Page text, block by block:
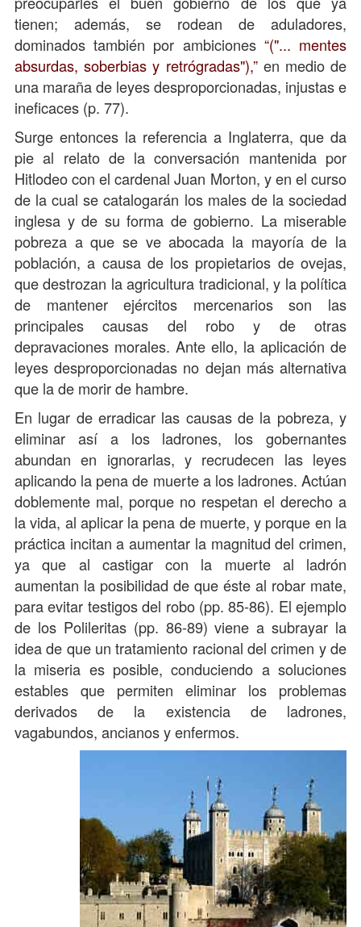
tienen; además, se rodean de aduladores,
dominados también por ambiciones
("... mentes
absurdas, soberbias y retrógradas"), en medio de
una maraña de leyes desproporcionadas, injustas e
ineficaces (p. 77).
Surge entonces la referencia a Inglaterra, que da
pie al relato de la conversación mantenida por
Hitlodeo con el cardenal Juan Morton, y en el curso
de la cual se catalogarán los males de la sociedad
inglesa y de su forma de gobierno. La miserable
pobreza a que se ve abocada la mayoría de la
población, a causa de los propietarios de ovejas,
que destrozan la agricultura tradicional, y la política
de mantener ejércitos mercenarios son las
principales causas del robo y de otras
depravaciones morales. Ante ello, la aplicación de
leyes desproporcionadas no dejan más alternativa
que la de morir de hambre.
En lugar de erradicar las causas de la pobreza, y
eliminar así a los ladrones, los gobernantes
abundan en ignorarlas, y recrudecen las leyes
aplicando la pena de muerte a los ladrones. Actúan
doblemente mal, porque no respetan el derecho a
la vida, al aplicar la pena de muerte, y porque en la
práctica incitan a aumentar la magnitud del crimen,
ya que al castigar con la muerte al ladrón
aumentan la posibilidad de que éste al robar mate,
para evitar testigos del robo (pp. 85-86). El ejemplo
de los Polileritas (pp. 86-89) viene a subrayar la
idea de que un tratamiento racional del crimen y de
la miseria es posible, conduciendo a soluciones
estables que permiten eliminar los problemas
derivados de la existencia de ladrones,
vagabundos, ancianos y enfermos.